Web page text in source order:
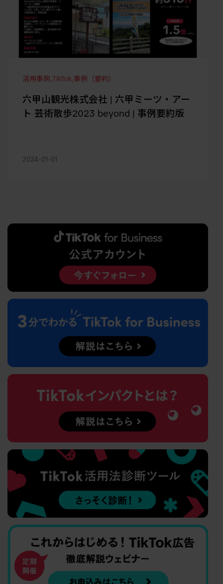
活用事例 ,TikTok,事例（要約）
六甲山観光株式会社 | 六甲ミーツ・アー
ト 芸術散歩2023 beyond | 事例要約版
2024-01-01